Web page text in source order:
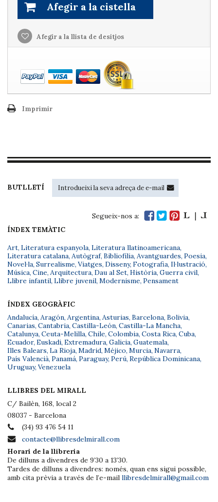
Afegir a la cistella
Afegir a la llista de desitjos
Imprimir
BUTLLETÍ
Segueix-nos a:
ÍNDEX TEMÀTIC
Art, Literatura espanyola, Literatura llatinoamericana,
Literatura catalana, Autògraf, Bibliofília, Avantguardes, Poesia,
Novel·la, Surrealisme, Viatges, Disseny, Fotografia, Il·lustració,
Música, Cine, Arquitectura, Dau al Set, Història, Guerra civil,
Llibre infantil, Llibre juvenil, Modernisme, Pensament
ÍNDEX GEOGRÀFIC
Andalucía, Aragón, Argentina, Asturias, Barcelona, Bolivia,
Canarias, Cantabria, Castilla-León, Castilla-La Mancha,
Catalunya, Ceuta-Melilla, Chile, Colombia, Costa Rica, Cuba,
Ecuador, Euskadi, Extremadura, Galicia, Guatemala,
Illes Balears, La Rioja, Madrid, Méjico, Murcia, Navarra,
País Valencià, Panamá, Paraguay, Perú, República Dominicana,
Uruguay, Venezuela
LLIBRES DEL MIRALL
C/ Bailèn, 168, local 2
08037 - Barcelona
(34) 93 476 54 11
contacte@llibresdelmirall.com
Horari de la llibreria
De dilluns a divendres de 9’30 a 13’30.
Tardes de dilluns a divendres: només, quan ens sigui possible,
amb cita prèvia a través de l’e-mail llibresdelmirall@gmail.com